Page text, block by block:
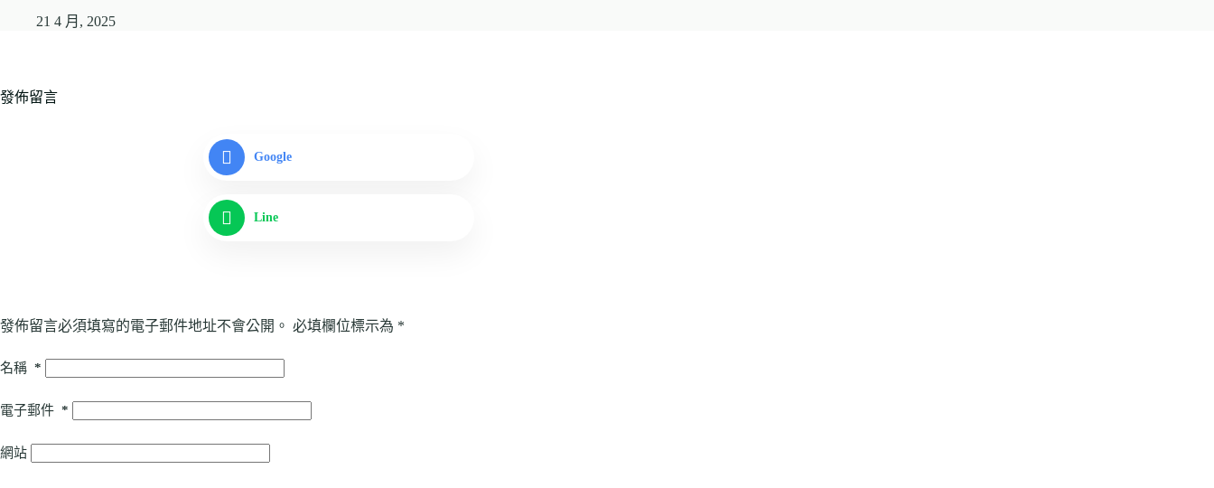
21 4 月, 2025
發佈留言
Google
Line
發佈留言必須填寫的電子郵件地址不會公開。 必填欄位標示為 *
名稱 *
電子郵件 *
網站